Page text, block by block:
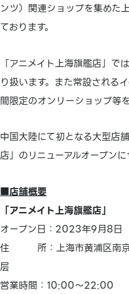
ンツ）関連ショップを集めた
ております。
「アニメイト上海旗艦店」で
り扱います。また常設される
間限定のオンリーショップ等
中国大陸にて初となる大型店
店」のリニューアルオープン
■店舗概要
「アニメイト上海旗艦店」
オープン日：2023年9月8日
住 所：上海市黄浦区南
层
営業時間：10:00～22:00